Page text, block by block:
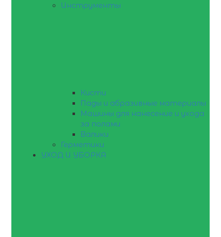
Инструменты
Кисти
Пады и абразивные материалы
Машины для нанесение и ухода
за полами
Валики
Герметики
УХОД И УБОРКА